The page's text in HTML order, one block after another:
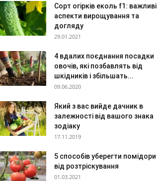
Сорт огірків еколь f1: важливі
аспекти вирощування та
догляду
29.01.2021
4 вдалих поєднання посадки
овочів, які позбавлять від
шкідників і збільшать...
09.06.2020
Який з вас вийде дачник в
залежності від вашого знака
зодіаку
17.11.2019
5 способів уберегти помідори
від розтріскування
01.03.2021